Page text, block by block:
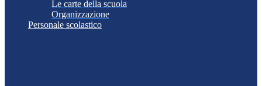
Le carte della scuola
Organizzazione
Personale scolastico